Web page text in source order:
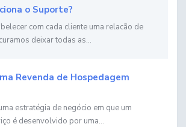
o Suporte?
com cada cliente uma relacão de
deixar todas as...
Revenda de Hospedagem
estratégia de negócio em que um
é desenvolvido por uma...